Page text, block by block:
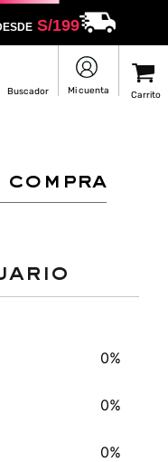
S/199
compra
0%
0%
0%